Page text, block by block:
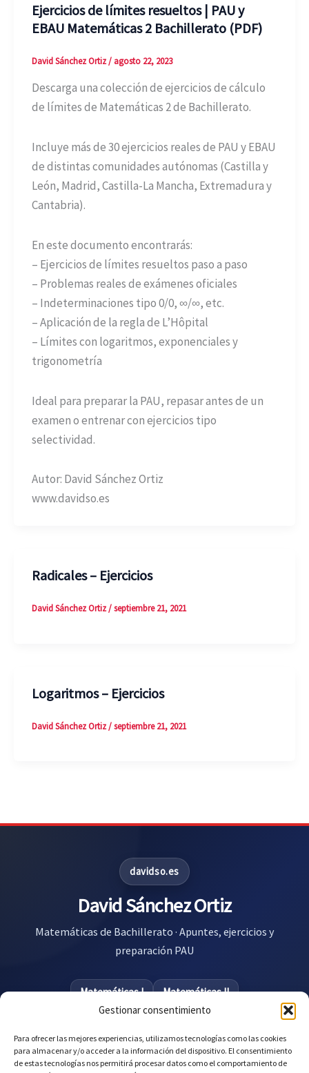
Gestionar consentimiento
Para ofrecer las mejores experiencias, utilizamos tecnologías como las cookies
para almacenar y/o acceder a la información del dispositivo. El consentimiento
de estas tecnologías nos permitirá procesar datos como el comportamiento de
Ejercicios de límites resueltos | PAU y
EBAU Matemáticas 2 Bachillerato (PDF)
David Sánchez Ortiz/ agosto 22, 2023
Descarga una colección de ejercicios de cálculo
de límites de Matemáticas 2 de Bachillerato.
Incluye más de 30 ejercicios reales de PAU y EBAU
de distintas comunidades autónomas (Castilla y
León, Madrid, Castilla-La Mancha, Extremadura y
Cantabria).
En este documento encontrarás:
– Ejercicios de límites resueltos paso a paso
– Problemas reales de exámenes oficiales
– Indeterminaciones tipo 0/0, ∞/∞, etc.
– Aplicación de la regla de L’Hôpital
– Límites con logaritmos, exponenciales y
trigonometría
Ideal para preparar la PAU, repasar antes de un
examen o entrenar con ejercicios tipo
selectividad.
Autor: David Sánchez Ortiz
www.davidso.es
Radicales – Ejercicios
David Sánchez Ortiz/septiembre 21, 2021
Logaritmos – Ejercicios
David Sánchez Ortiz/septiembre 21, 2021
davidso.es
David Sánchez Ortiz
Matemáticas de Bachillerato · Apuntes, ejercicios y
preparación PAU
Matemáticas I
Matemáticas II
Biblioteca Matemáticas II
Preparar la PAU